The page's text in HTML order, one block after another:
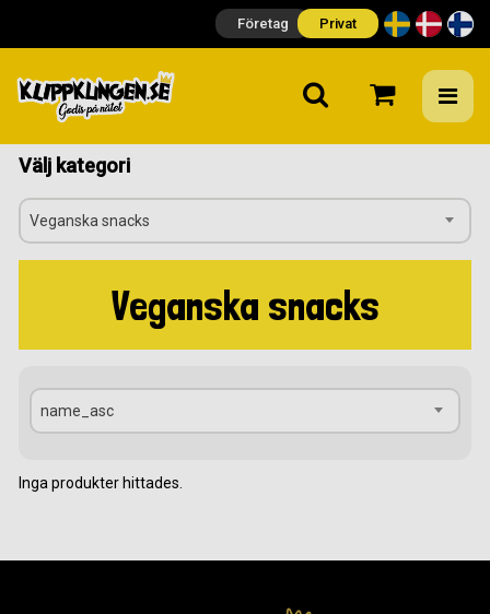
Företag Privat
Välj kategori
Veganska snacks
Veganska snacks
name_asc
Inga produkter hittades.